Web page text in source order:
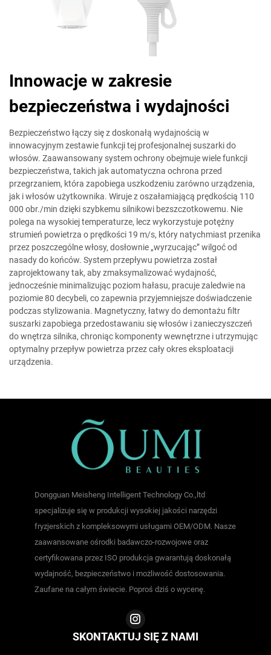
Innowacje w zakresie
bezpieczeństwa i wydajności
Bezpieczeństwo łączy się z doskonałą wydajnością w
innowacyjnym zestawie funkcji tej profesjonalnej suszarki do
włosów. Zaawansowany system ochrony obejmuje wiele funkcji
bezpieczeństwa, takich jak automatyczna ochrona przed
przegrzaniem, która zapobiega uszkodzeniu zarówno urządzenia,
jak i włosów użytkownika. Wiruje z oszałamiającą prędkością 110
000 obr./min dzięki szybkemu silnikowi bezszczotkowemu. Nie
polega na wysokiej temperaturze, lecz wykorzystuje potężny
strumień powietrza o prędkości 19 m/s, który natychmiast przenika
przez poszczególne włosy, dosłownie „wyrzucając” wilgoć od
nasady do końców. System przepływu powietrza został
zaprojektowany tak, aby zmaksymalizować wydajność,
jednocześnie minimalizując poziom hałasu, pracuje zaledwie na
poziomie 80 decybeli, co zapewnia przyjemniejsze doświadczenie
podczas stylizowania. Magnetyczny, łatwy do demontażu filtr
suszarki zapobiega przedostawaniu się włosów i zanieczyszczeń
do wnętrza silnika, chroniąc komponenty wewnętrzne i utrzymując
optymalny przepływ powietrza przez cały okres eksploatacji
urządzenia.
Dongguan Meisheng Intelligent Technology Co.,ltd
specjalizuje się w produkcji wysokiej jakości narzędzi
fryzjerskich z kompleksowymi usługami OEM/ODM. Nasze
zaawansowane ośrodki badawczo-rozwojowe oraz
certyfikowana przez ISO produkcja gwarantują doskonałą
wydajność, bezpieczeństwo i możliwość dostosowania.
Zaufane na całym świecie. Poproś dziś o wycenę.
SKONTAKTUJ SIĘ Z NAMI